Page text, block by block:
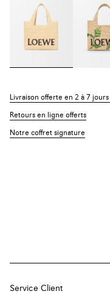
Livraison offerte en 2 à 7
Retours en ligne offerts
Notre coffret signature
Service Client